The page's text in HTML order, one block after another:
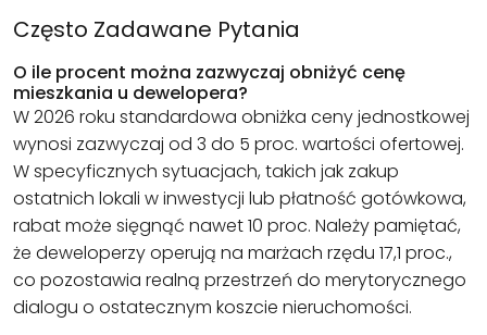
Często Zadawane Pytania
O ile procent można zazwyczaj obniżyć cenę
mieszkania u dewelopera?
W 2026 roku standardowa obniżka ceny jednostkowej
wynosi zazwyczaj od 3 do 5 proc. wartości ofertowej.
W specyficznych sytuacjach, takich jak zakup
ostatnich lokali w inwestycji lub płatność gotówkowa,
rabat może sięgnąć nawet 10 proc. Należy pamiętać,
że deweloperzy operują na marżach rzędu 17,1 proc.,
co pozostawia realną przestrzeń do merytorycznego
dialogu o ostatecznym koszcie nieruchomości.